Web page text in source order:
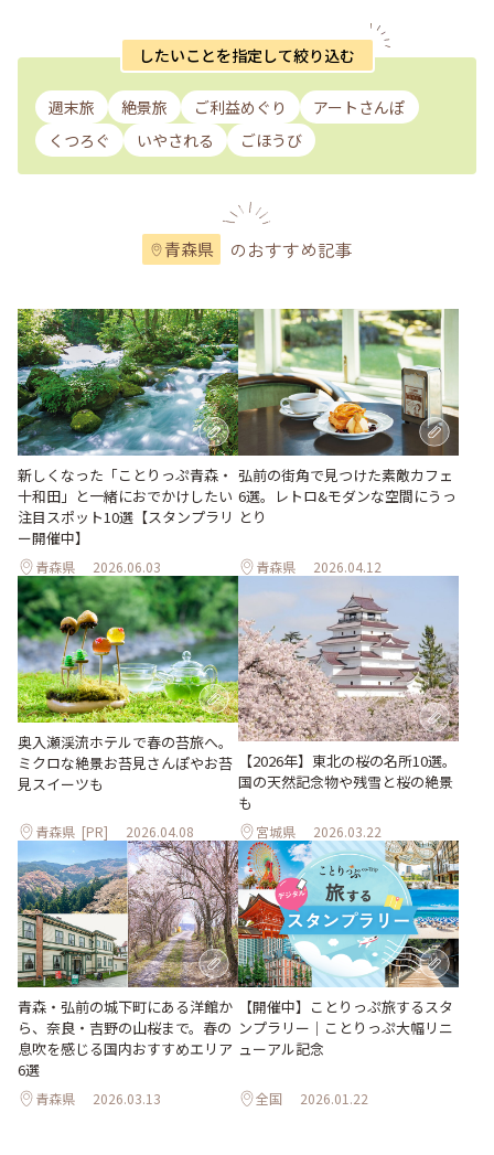
したいことを指定して絞り込む
週末旅 絶景旅 ご利益めぐり
アートさんぽ
くつろぐ
いやされる ごほうび
青森県 のおすすめ記事
新しくなった「ことりっぷ青森・
十和田」と一緒におでかけしたい
注目スポット10選【スタンプラリ
ー開催中】
青森県 2026.06.03
弘前の街角で見つけた素敵カフェ
6選。レトロ&モダンな空間にうっ
とり
青森県 2026.04.12
奥入瀬渓流ホテルで春の苔旅へ。
ミクロな絶景お苔見さんぽやお苔
見スイーツも
青森県 [PR] 2026.04.08
【2026年】東北の桜の名所10選。
国の天然記念物や残雪と桜の絶景
も
宮城県 2026.03.22
青森・弘前の城下町にある洋館か
ら、奈良・吉野の山桜まで。春の
息吹を感じる国内おすすめエリア
6選
青森県 2026.03.13
【開催中】ことりっぷ旅するスタ
ンプラリー｜ことりっぷ大幅リニ
ューアル記念
全国 2026.01.22